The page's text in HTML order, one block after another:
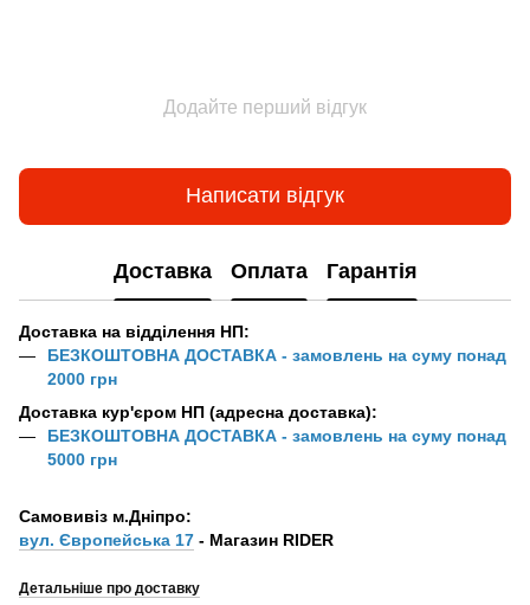
Додайте перший відгук
Написати відгук
Доставка Оплата Гарантія
Доставка на відділення НП:
БЕЗКОШТОВНА ДОСТАВКА - замовлень на суму понад
2000 грн
Доставка кур'єром НП (адресна доставка):
БЕЗКОШТОВНА ДОСТАВКА - замовлень на суму понад
5000 грн
Самовивіз м.Дніпро:
вул. Європейська 17 - Магазин RIDER
Детальніше про доставку